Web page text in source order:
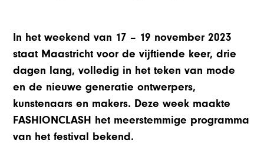
In het weekend van 17 – 19 november 2023
staat Maastricht voor de vijftiende keer, drie
dagen lang, volledig in het teken van mode
en de nieuwe generatie ontwerpers,
kunstenaars en makers. Deze week maakte
FASHIONCLASH het meerstemmige programma
van het festival bekend.